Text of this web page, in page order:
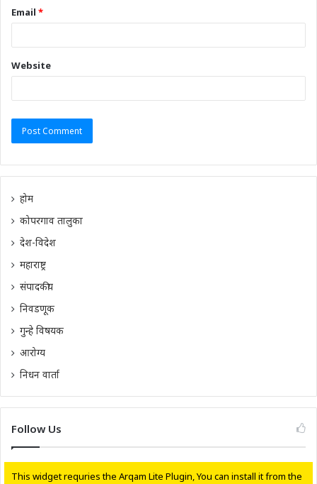
Email *
Website
होम
कोपरगाव तालुका
देश-विदेश
महाराष्ट्र
संपादकीय
निवडणूक
गुन्हे विषयक
आरोग्य
निधन वार्ता
Follow Us
This widget requries the Arqam Lite Plugin, You can install it from the